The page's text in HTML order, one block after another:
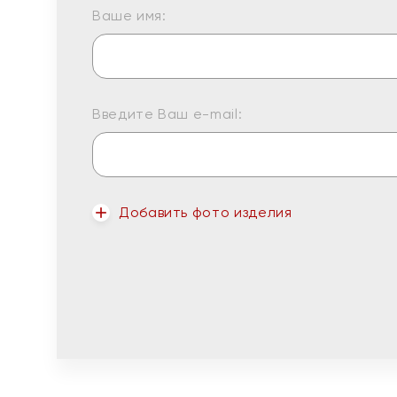
Ваше имя:
Введите Ваш e-mail:
Добавить фото изделия